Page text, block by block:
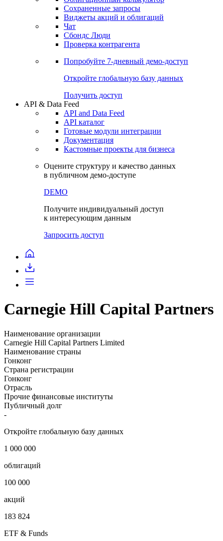
Сохраненные запросы
Виджеты акций и облигаций
Чат
Сбондс Люди
Проверка контрагента
Попробуйте 7-дневный демо-доступ
Откройте глобальную базу данных
Получить доступ
API & Data Feed
API and Data Feed
API каталог
Готовые модули интеграции
Документация
Кастомные проекты для бизнеса
Оцените структуру и качество данных
в публичном демо-доступе
DEMO
Получите индивидуальный доступ
к интересующим данным
Запросить доступ
Carnegie Hill Capital Partners
Наименование организации
Carnegie Hill Capital Partners Limited
Наименование страны
Гонконг
Страна регистрации
Гонконг
Отрасль
Прочие финансовые институты
Публичный долг
-
Откройте глобальную базу данных
1 000 000
облигаций
100 000
акций
183 824
ETF & Funds